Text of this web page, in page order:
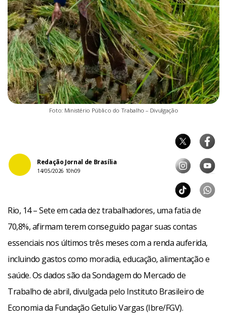
Foto: Ministério Público do Trabalho – Divulgação
Redação Jornal de Brasília
14/05/2026 10h09
Rio, 14 – Sete em cada dez trabalhadores, uma fatia de
70,8%, afirmam terem conseguido pagar suas contas
essenciais nos últimos três meses com a renda auferida,
incluindo gastos como moradia, educação, alimentação e
saúde. Os dados são da Sondagem do Mercado de
Trabalho de abril, divulgada pelo Instituto Brasileiro de
Economia da Fundação Getulio Vargas (Ibre/FGV).